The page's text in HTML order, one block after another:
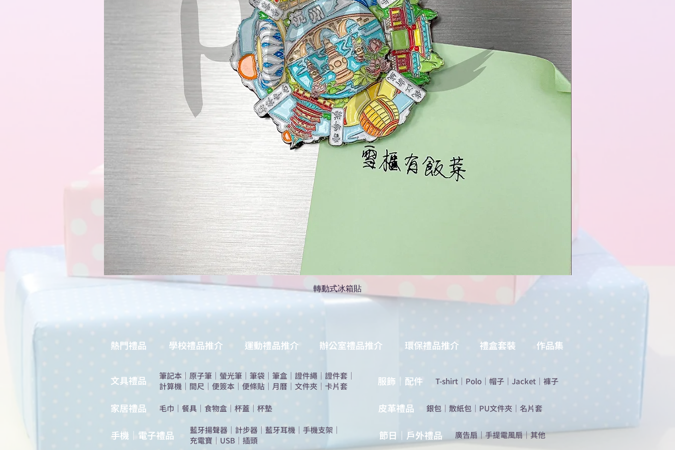
轉動式冰箱貼
熱門禮品 學校禮品推介 運動禮品推介 辦公室禮品推介 環保禮品推介 禮盒套裝 作品集
​文具禮品 筆記本 ｜ 原子筆 ｜ 螢光筆 ｜ 筆袋 ｜ 筆盒 ｜ 證件繩 ｜ 證件套 ｜
計算機 ｜ 間尺 ｜ 便簽本 ｜ 便條貼 ｜ 月曆 ｜ 文件夾 ｜ 卡片套
​家居禮品 ​毛巾 ｜ 餐具 ｜ 食物盒 ｜ 杯蓋 ｜ 杯墊
手機｜電子禮品 ​藍牙揚聲器 ｜ 計步器 ｜ 藍牙耳機 ｜ 手機支架 ｜
充電寶 ｜ USB ｜ 插頭
服飾｜配件 T-shirt ｜ Polo ｜ 帽子 ｜ Jacket ｜ 褲子
​皮革禮品 ​銀包 ｜ 散紙包 ｜ PU文件夾 ｜ 名片套
節日｜戶外禮品 ​廣告扇 ｜ 手提電風扇 ｜ 其他